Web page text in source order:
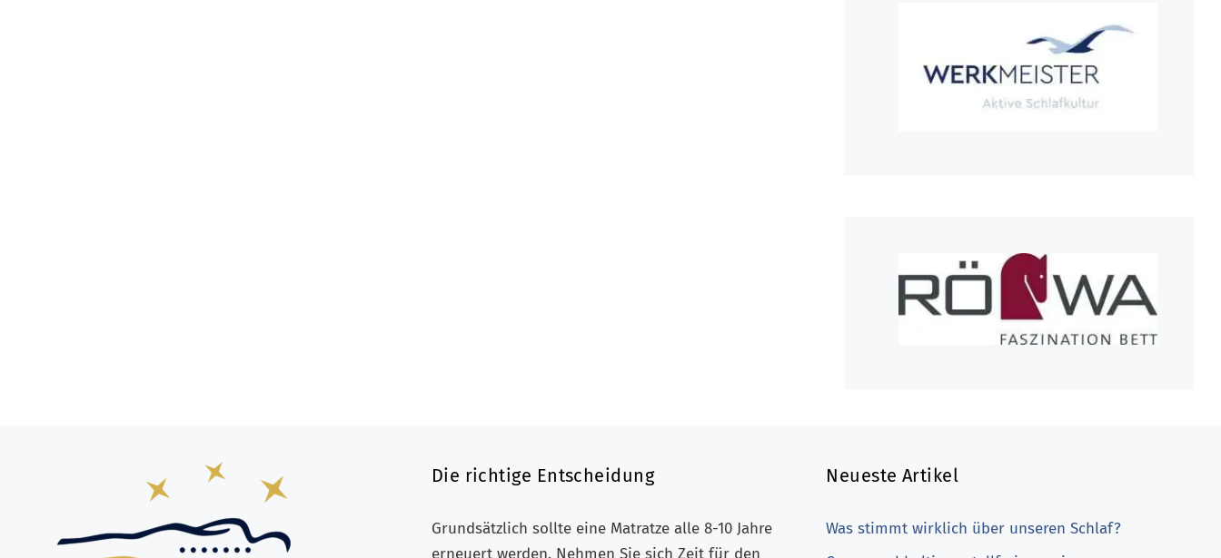
Die richtige Entscheidung
Grundsätzlich sollte eine Matratze alle 8-10 Jahre
erneuert werden. Nehmen Sie sich Zeit für den
Neueste Artikel
Was stimmt wirklich über unseren Schlaf?